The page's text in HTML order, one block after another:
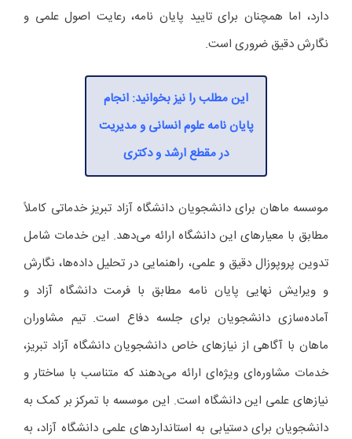
دارد، اما همچنان برای تایید پایان‌ نامه، رعایت اصول علمی و
نگارش دقیق ضروری است.
این مطلب را نیز بخوانید: انجام
پایان نامه علوم انسانی و مدیریت
در مقطع ارشد و دکتری
موسسه ماهان برای دانشجویان دانشگاه آزاد تبریز خدماتی کاملاً
مطابق با معیارهای این دانشگاه ارائه می‌دهد. این خدمات شامل
تدوین پروپوزال دقیق و علمی، راهنمایی در تحلیل داده‌ها، نگارش
و ویرایش نهایی پایان‌ نامه مطابق با فرمت دانشگاه آزاد و
آماده‌سازی دانشجویان برای جلسه دفاع است. تیم مشاوران
ماهان با آگاهی از نیازهای خاص دانشجویان دانشگاه آزاد تبریز،
خدمات مشاوره‌ای ویژه‌ای ارائه می‌دهند که متناسب با ساختار و
نیازهای علمی این دانشگاه است. این موسسه با تمرکز بر کمک به
دانشجویان برای دستیابی به استانداردهای علمی دانشگاه آزاد، به